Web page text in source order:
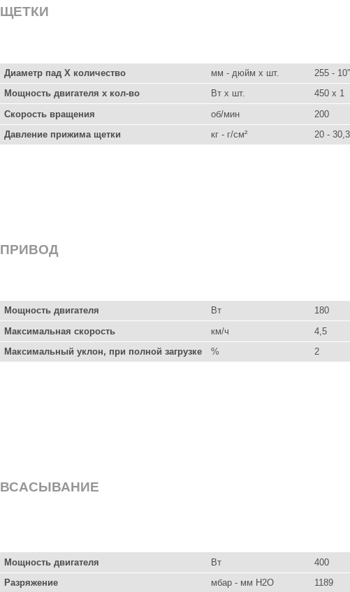
ЩЕТКИ
Диаметр пад X количество мм - дюйм x шт.
255 -
Мощность двигателя х кол-во
Вт x шт.
450 x 1
Скорость вращения
об/мин
200
Давление прижима щетки
кг - г/см² 20 - 30,3
ПРИВОД
Мощность двигателя Вт
180
Максимальная скорость
км/ч
4,5
Максимальный уклон, при полной загрузке
% 2
ВСАСЫВАНИЕ
Мощность двигателя Вт
400
Разряжение
мбар - мм H2O
1189